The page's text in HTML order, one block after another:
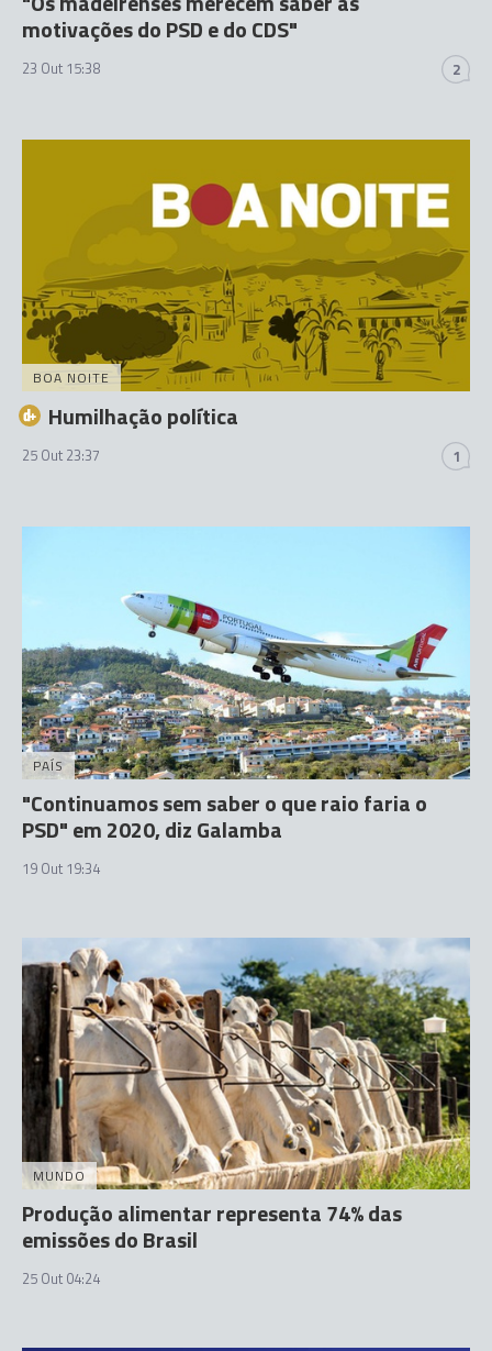
motivações do PSD e do CDS"
23 Out 15:38 2
BOA NOITE
Humilhação política
25 Out 23:37 1
PAÍS
"Continuamos sem saber o que raio faria o
PSD" em 2020, diz Galamba
19 Out 19:34
MUNDO
Produção alimentar representa 74% das
emissões do Brasil
25 Out 04:24